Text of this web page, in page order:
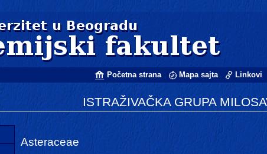
Početna strana Mapa sajta Linkovi
ISTRAŽIVAČKA GRUPA
Asteraceae